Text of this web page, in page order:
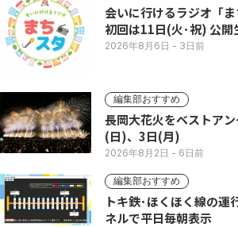
会いに行けるラジオ「
初回は11日(火･祝) 公開
2026年8月6日 - 3日前
編集部おすすめ
長岡大花火をベストア
(日)、3日(月)
2026年8月2日 - 6日前
編集部おすすめ
トキ鉄･ほくほく線の運行案内
ネルで平日毎朝表示